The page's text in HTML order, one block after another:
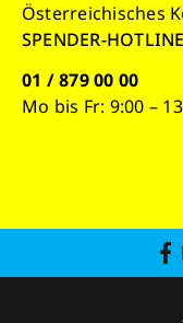
Österreichisches
SPENDER-HOTLINE
01 / 879 00 00
Mo bis Fr: 9:00 –